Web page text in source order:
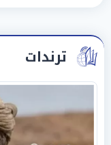
ترندات